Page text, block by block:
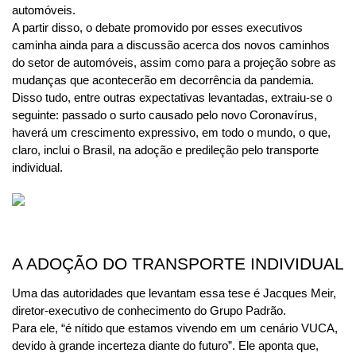
automóveis.
A partir disso, o debate promovido por esses executivos
caminha ainda para a discussão acerca dos novos caminhos
do setor de automóveis, assim como para a projeção sobre as
mudanças que acontecerão em decorrência da pandemia.
Disso tudo, entre outras expectativas levantadas, extraiu-se o
seguinte: passado o surto causado pelo novo Coronavírus,
haverá um crescimento expressivo, em todo o mundo, o que,
claro, inclui o Brasil, na adoção e predileção pelo transporte
individual.
A ADOÇÃO DO TRANSPORTE INDIVIDUAL
Uma das autoridades que levantam essa tese é Jacques Meir,
diretor-executivo de conhecimento do Grupo Padrão.
Para ele, “é nítido que estamos vivendo em um cenário VUCA,
devido à grande incerteza diante do futuro”. Ele aponta que,